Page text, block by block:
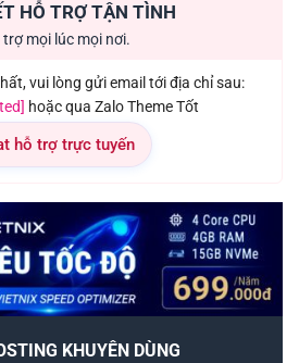
HỖ TRỢ TẬN TÌNH
trợ mọi lúc mọi nơi.
vui lòng gửi email tới địa chỉ sau:
hoặc qua Zalo Theme Tốt
hỗ trợ trực tuyến
KHUYÊN DÙNG